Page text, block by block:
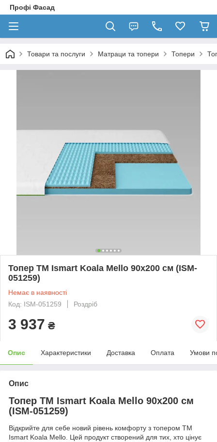
Профі Фасад
Товари та послуги Матраци та топери Топери
Топер ТМ Ismart Koala Mello 90х200 см (ISM-
051259)
Немає в наявності
Код: ISM-051259
Роздріб
3 937 ₴
Опис Характеристики Доставка Оплата Умови
Опис
Топер ТМ Ismart Koala Mello 90х200 см
(ISM-051259)
Відкрийте для себе новий рівень комфорту з топером ТМ
Ismart Koala Mello. Цей продукт створений для тих, хто цінує